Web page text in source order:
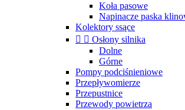
Koła pasowe
Napinacze paska
Kolektory ssące
  Osłony silnika
Dolne
Górne
Pompy podciśnieniowe
Przepływomierze
Przepustnice
Przewody powietrza